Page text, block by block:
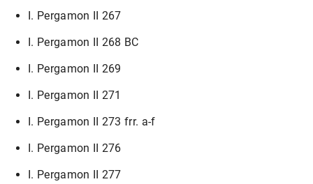
I. Pergamon II 267
I. Pergamon II 268 BC
I. Pergamon II 269
I. Pergamon II 271
I. Pergamon II 273 frr. a-f
I. Pergamon II 276
I. Pergamon II 277